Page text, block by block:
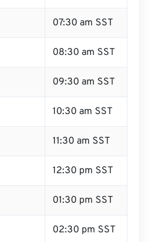
07:30 am SST
08:30 am SST
09:30 am SST
10:30 am SST
11:30 am SST
12:30 pm SST
01:30 pm SST
02:30 pm SST